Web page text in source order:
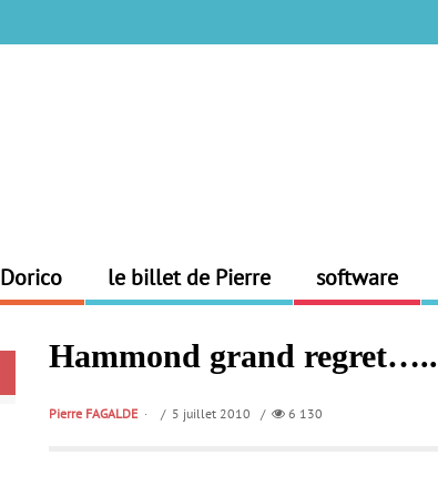
Dorico le billet de Pierre software
Hammond grand regret…..
Pierre FAGALDE / 5 juillet 2010 / 6 130